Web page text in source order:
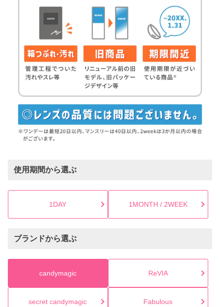
使用期間から選ぶ
1DAY 1MONTH / 2WEEK
ブランドから選ぶ
candymagic ReVIA
secret candymagic Fabulous